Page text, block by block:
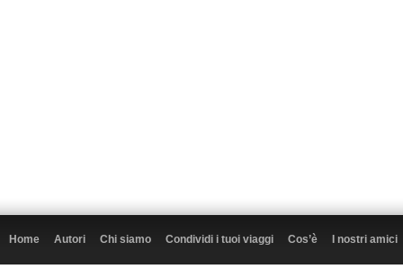
Home Autori Chi siamo Condividi i tuoi viaggi Cos’è I nostri amici